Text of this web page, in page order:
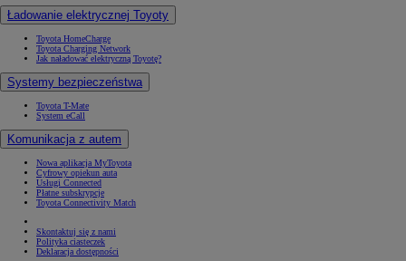
Ładowanie elektrycznej Toyoty
Toyota HomeCharge
Toyota Charging Network
Jak naładować elektryczną Toyotę?
Systemy bezpieczeństwa
Toyota T-Mate
System eCall
Komunikacja z autem
Nowa aplikacja MyToyota
Cyfrowy opiekun auta
Usługi Connected
Płatne subskrypcje
Toyota Connectivity Match
Skontaktuj się z nami
Polityka ciasteczek
Deklaracja dostępności